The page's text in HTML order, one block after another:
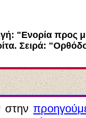
"Ενορία προς
Σειρά:
στην